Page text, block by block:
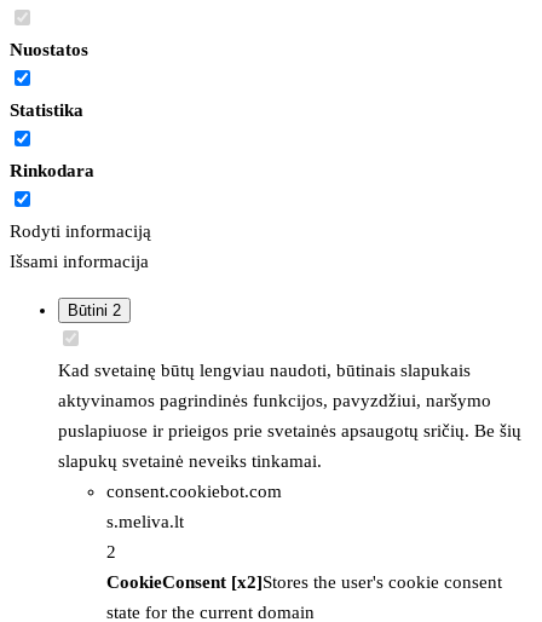
Nuostatos
Statistika
Rinkodara
Rodyti informaciją
Išsami informacija
Būtini 2
Kad svetainę būtų lengviau naudoti, būtinais slapukais
aktyvinamos pagrindinės funkcijos, pavyzdžiui, naršymo
puslapiuose ir prieigos prie svetainės apsaugotų sričių. Be šių
slapukų svetainė neveiks tinkamai.
consent.cookiebot.com
s.meliva.lt
2
CookieConsent [x2]Stores the user's cookie consent
state for the current domain